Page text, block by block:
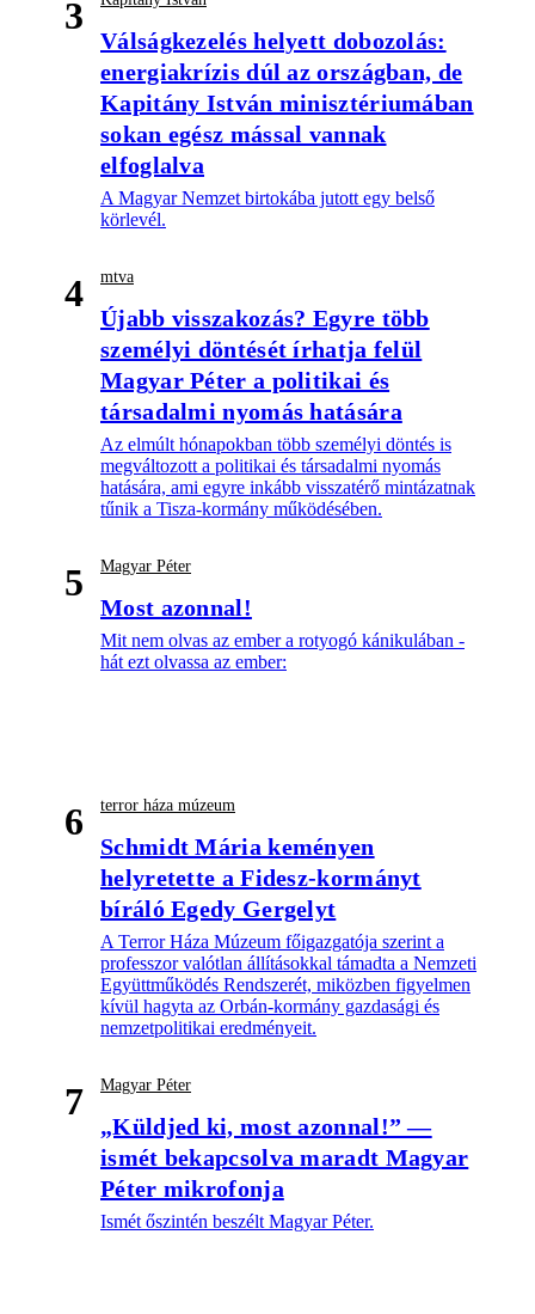
3
Válságkezelés helyett dobozolás:
energiakrízis dúl az országban, de
Kapitány István minisztériumában
sokan egész mással vannak
elfoglalva
A Magyar Nemzet birtokába jutott egy belső
körlevél.
4 mtva
Újabb visszakozás? Egyre több
személyi döntését írhatja felül
Magyar Péter a politikai és
társadalmi nyomás hatására
Az elmúlt hónapokban több személyi döntés is
megváltozott a politikai és társadalmi nyomás
hatására, ami egyre inkább visszatérő mintázatnak
tűnik a Tisza-kormány működésében.
5 Magyar Péter
Most azonnal!
Mit nem olvas az ember a rotyogó kánikulában -
hát ezt olvassa az ember:
6 terror háza múzeum
Schmidt Mária keményen
helyretette a Fidesz-kormányt
bíráló Egedy Gergelyt
A Terror Háza Múzeum főigazgatója szerint a
professzor valótlan állításokkal támadta a Nemzeti
Együttműködés Rendszerét, miközben figyelmen
kívül hagyta az Orbán-kormány gazdasági és
nemzetpolitikai eredményeit.
7 Magyar Péter
„Küldjed ki, most azonnal!” —
ismét bekapcsolva maradt Magyar
Péter mikrofonja
Ismét őszintén beszélt Magyar Péter.